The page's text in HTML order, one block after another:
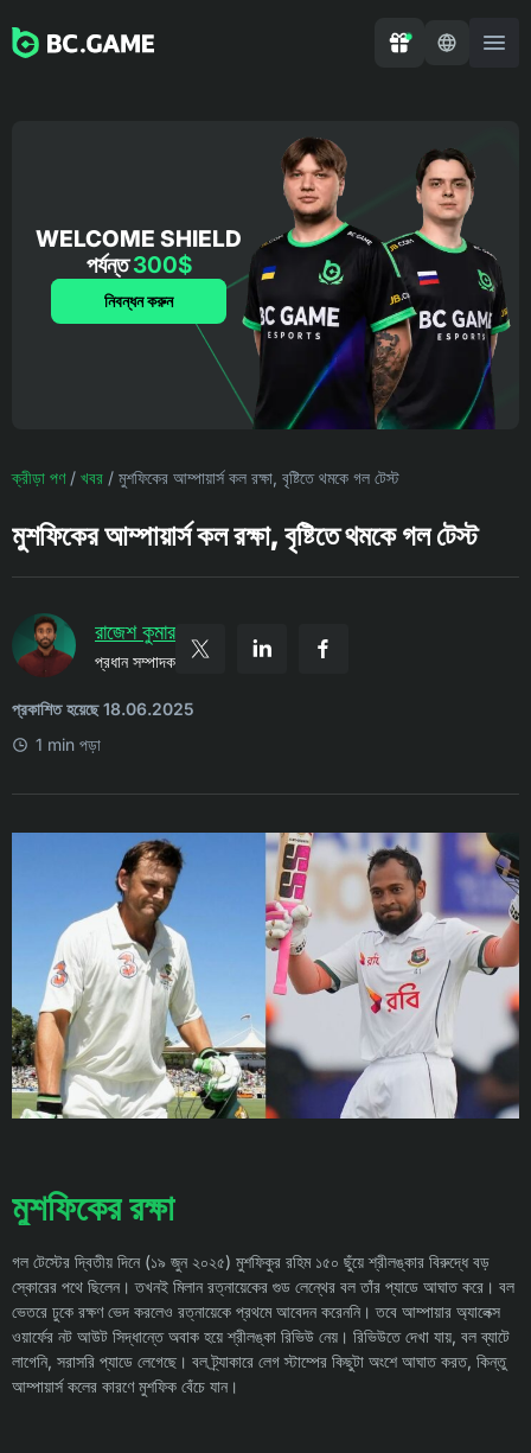
WELCOME SHIELD
পর্যন্ত300$
নিবন্ধন করুন
ক্রীড়া পণ/ খবর / মুশফিকের আম্পায়ার্স কল রক্ষা, বৃষ্টিতে থমকে গল টেস্ট
মুশফিকের আম্পায়ার্স কল রক্ষা, বৃষ্টিতে থমকে গল টেস্ট
রাজেশ কুমার
প্রধান সম্পাদক
প্রকাশিত হয়েছে 18.06.2025
1 min পড়া
মুশফিকের রক্ষা
গল টেস্টের দ্বিতীয় দিনে (১৯ জুন ২০২৫) মুশফিকুর রহিম ১৫০ ছুঁয়ে শ্রীলঙ্কার বিরুদ্ধে বড়
স্কোরের পথে ছিলেন। তখনই মিলান রত্নায়েকের গুড লেন্থের বল তাঁর প্যাডে আঘাত করে। বল
ভেতরে ঢুকে রক্ষণ ভেদ করলেও রত্নায়েকে প্রথমে আবেদন করেননি। তবে আম্পায়ার অ্যালেক্স
ওয়ার্ফের নট আউট সিদ্ধান্তে অবাক হয়ে শ্রীলঙ্কা রিভিউ নেয়। রিভিউতে দেখা যায়, বল ব্যাটে
লাগেনি, সরাসরি প্যাডে লেগেছে। বল ট্র্যাকারে লেগ স্টাম্পের কিছুটা অংশে আঘাত করত, কিন্তু
আম্পায়ার্স কলের কারণে মুশফিক বেঁচে যান।